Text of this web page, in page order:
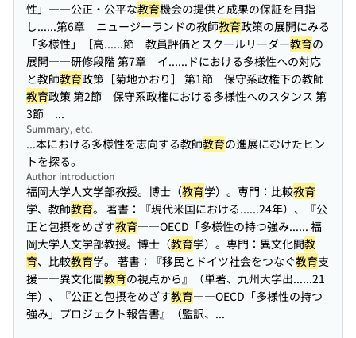
性」――公正・公平な教育機会の提供と成果の保証を目指
し......第6章 ニュージーランドの教師教育政策の展開にみる
「多様性」［高......節 教員評価とスクールリーダー教育の
展開――研修段階 第7章 イ......ドにおける多様性への対応
と教師教育政策［菊地かおり］ 第1節 保守系政権下の教師
教育政策 第2節 保守系政権における多様性へのスタンス 第
3節 ...
Summary, etc.
...本における多様性を志向する教師教育の進展にむけたヒン
トを探る。
Author introduction
福岡大学人文学部教授。博士（教育学）。専門：比較教育
学、教師教育。 著書：『現代米国における......24年）、『公
正と包摂をめざす教育――OECD「多様性の持つ強み...... 福
岡大学人文学部教授。博士（教育学）。専門：異文化間教
育、比較教育学。 著書：『移民とドイツ社会をつなぐ教育支
援――異文化間教育の視点から』（単著、九州大学出......21
年）、『公正と包摂をめざす教育――OECD「多様性の持つ
強み」プロジェクト報告書』（監訳、...